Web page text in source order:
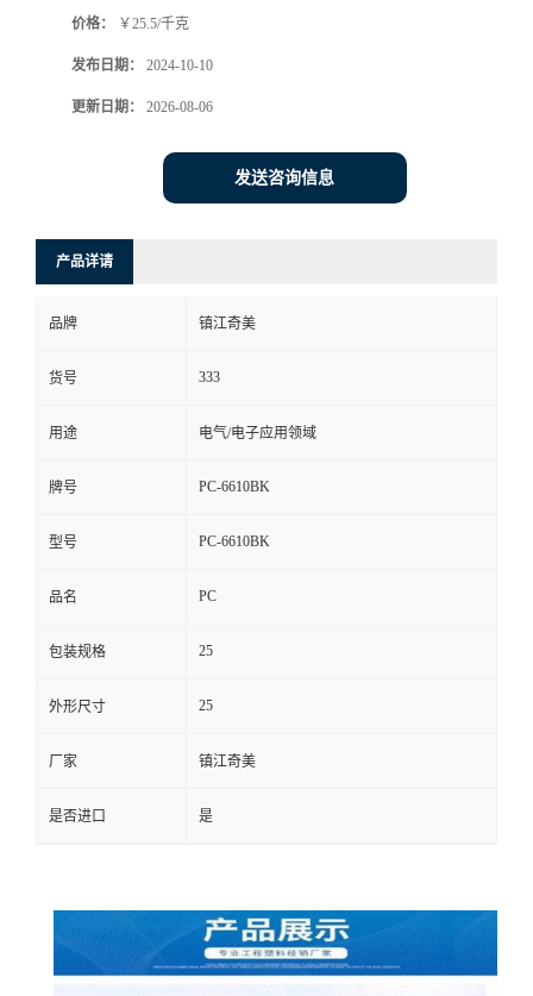
价格： ￥25.5/千克
发布日期： 2024-10-10
更新日期： 2026-08-06
发送咨询信息
产品详请
品牌 镇江奇美
货号 333
用途 电气/电子应用领域
牌号 PC-6610BK
型号 PC-6610BK
品名 PC
包装规格 25
外形尺寸 25
厂家 镇江奇美
是否进口 是